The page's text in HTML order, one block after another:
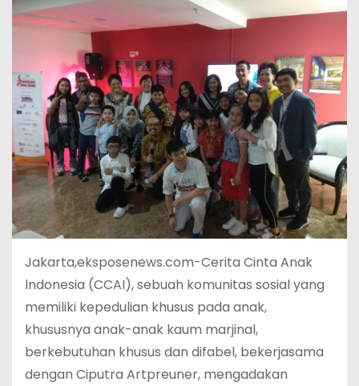
Jakarta,eksposenews.com-Cerita Cinta Anak
lndonesia (CCAI), sebuah komunitas sosial yang
memiliki kepedulian khusus pada anak,
khususnya anak-anak kaum marjinal,
berkebutuhan khusus dan difabel, bekerjasama
dengan Ciputra Artpreuner, mengadakan